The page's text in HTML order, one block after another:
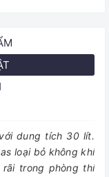
dung tích 30 lít.
loại bỏ không khí
trong phòng thí